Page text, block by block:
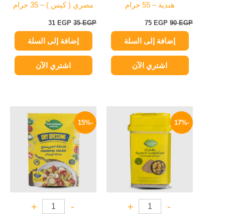
هندية – 55 جرام
90EGP
75 EGP
إضافة إلى السلة
اشتري الآن
مصري ( كيس ) – 35 جرام
35EGP
31 EGP
إضافة إلى السلة
اشتري الآن
-17%
-
+
الأصلي
هو:
60 EGP.
الحالي
50 EGP.
-15%
-
+
الأصلي
هو:
20 EGP.
الحالي
هو:
17 EGP.